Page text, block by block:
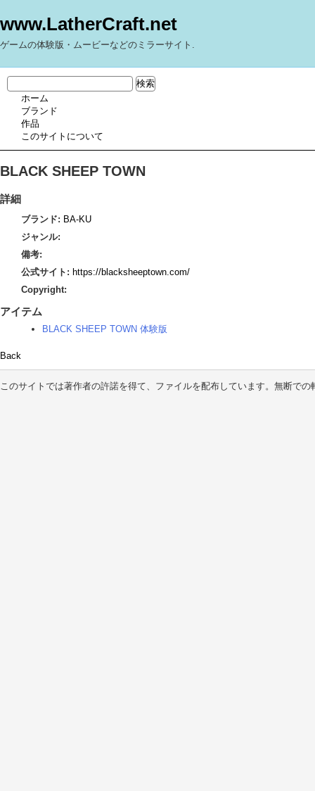
www.LatherCraft.net
ゲームの体験版・ムービーなどのミラーサイト.
ホーム
ブランド
作品
このサイトについて
BLACK SHEEP TOWN
詳細
ブランド: BA-KU
ジャンル:
備考:
公式サイト: https://blacksheeptown.com/
Copyright:
アイテム
BLACK SHEEP TOWN 体験版
Back
このサイトでは著作者の許諾を得て、ファイルを配布しています。無断での